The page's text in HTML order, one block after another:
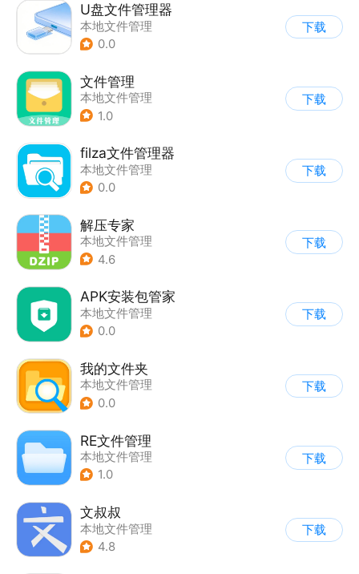
U盘文件管理器
本地文件管理
0.0
下载
文件管理
本地文件管理
1.0
下载
filza文件管理器
本地文件管理
0.0
下载
解压专家
本地文件管理
4.6
下载
APK安装包管家
本地文件管理
0.0
下载
我的文件夹
本地文件管理
0.0
下载
RE文件管理
本地文件管理
1.0
下载
文叔叔
本地文件管理
4.8
下载